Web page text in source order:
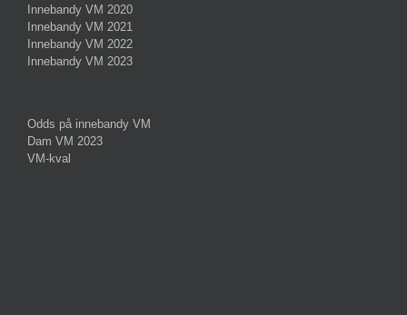
Innebandy VM 2020
Innebandy VM 2021
Innebandy VM 2022
Innebandy VM 2023
Odds på innebandy VM
Dam VM 2023
VM-kval